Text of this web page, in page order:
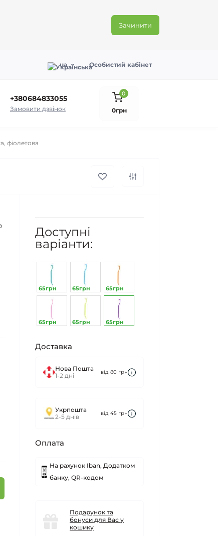
Зачинити
ua Особистий кабінет
+380684833055
Замовити дзвінок
0
0грн
фіолетова
Доступні
варіанти:
65грн 65грн 65грн
65грн 65грн 65грн
Доставка
Нова Пошта
1-2 дні
від 80 грн
Укрпошта
2-5 днів
від 45 грн
Оплата
На рахунок Iban, Додатком
банку, QR-кодом
Подарунок та
бонуси для Вас у
кошику